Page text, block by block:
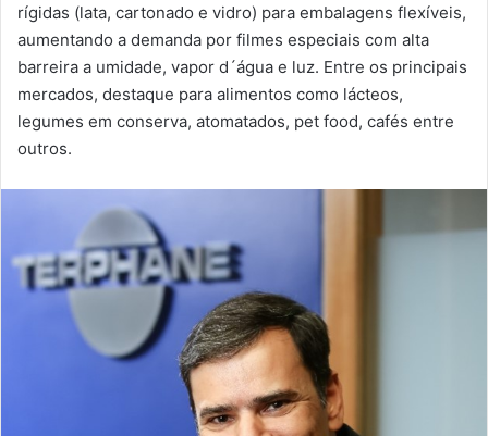
rígidas (lata, cartonado e vidro) para embalagens flexíveis,
aumentando a demanda por filmes especiais com alta
barreira a umidade, vapor d´água e luz. Entre os principais
mercados, destaque para alimentos como lácteos,
legumes em conserva, atomatados, pet food, cafés entre
outros.